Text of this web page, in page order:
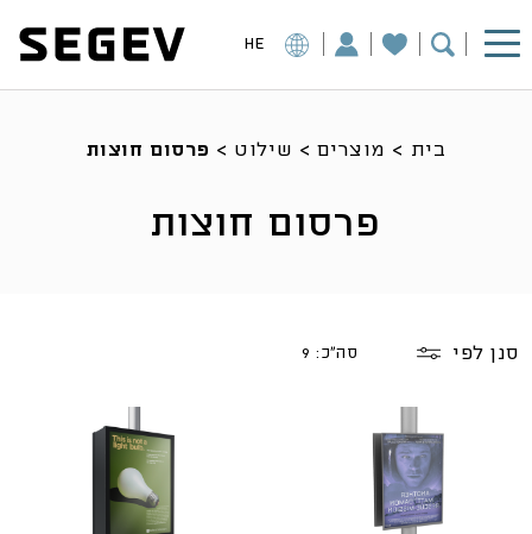
HE
בית > מוצרים > שילוט > פרסום חוצות
פרסום חוצות
סנן לפי סה"כ: 9